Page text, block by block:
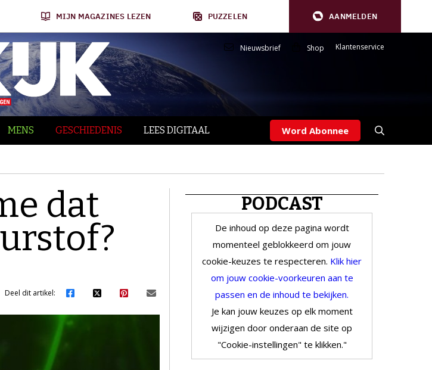
MIJN MAGAZINES LEZEN PUZZELEN AANMELDEN
Nieuwsbrief Shop Klantenservice
MENS GESCHIEDENIS LEES DIGITAAL Word Abonnee
dat
Deel dit artikel:
PODCAST
De inhoud op deze pagina wordt
momenteel geblokkeerd om jouw
cookie-keuzes te respecteren. Klik hier
om jouw cookie-voorkeuren aan te
passen en de inhoud te bekijken.
Je kan jouw keuzes op elk moment
wijzigen door onderaan de site op
"Cookie-instellingen" te klikken."